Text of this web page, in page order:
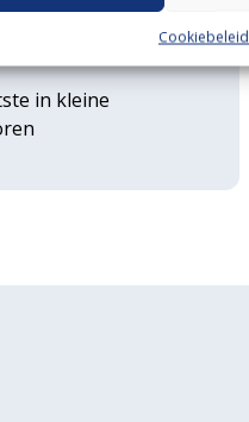
Cookiebeleid
in kleine